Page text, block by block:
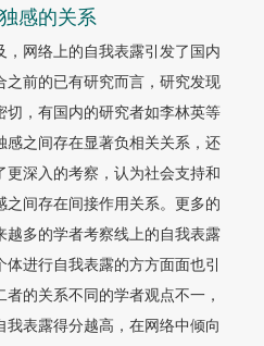
感的关系
，网络上的自我表露引发了国内
之前的已有研究而言，研究发现
切，有国内的研究者如李林英等
感之间存在显著负相关关系，还
深入的考察，认为社会支持和
之间存在间接作用关系。更多的
越多的学者考察线上的自我表露
进行自我表露的方方面面也引
的关系不同的学者观点不一，
表露得分越高，在网络中倾向